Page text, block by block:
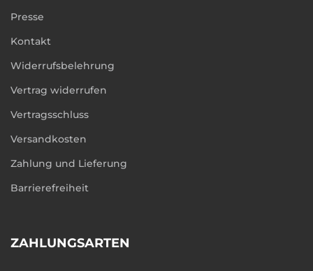
Presse
Kontakt
Widerrufsbelehrung
Vertrag widerrufen
Vertragsschluss
Versandkosten
Zahlung und Lieferung
Barrierefreiheit
ZAHLUNGSARTEN